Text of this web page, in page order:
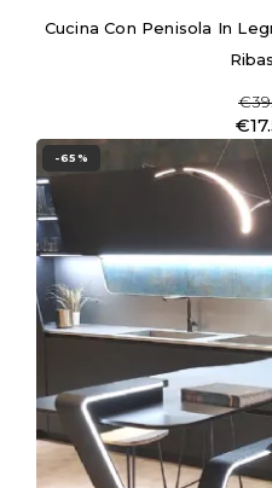
Cucina Con Penisola In
-65%